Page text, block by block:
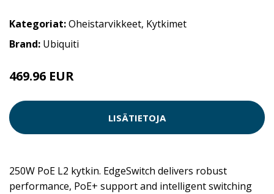
Kategoriat:Oheistarvikkeet, Kytkimet
Brand: Ubiquiti
469.96 EUR
LISÄTIETOJA
250W PoE L2 kytkin. EdgeSwitch delivers robust
performance, PoE+ support and intelligent switching